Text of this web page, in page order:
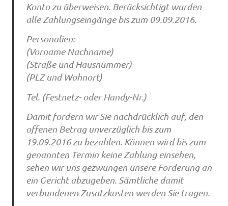
Konto zu überweisen. Berücksichtigt wurden
alle Zahlungseingänge bis zum 09.09.2016.
Personalien:
(Vorname Nachname)
(Straße und Hausnummer)
(PLZ und Wohnort)
Tel. (Festnetz- oder Handy-Nr.)
Damit fordern wir Sie nachdrücklich auf, den
offenen Betrag unverzüglich bis zum
19.09.2016 zu bezahlen. Können wird bis zum
genannten Termin keine Zahlung einsehen,
sehen wir uns gezwungen unsere Forderung an
ein Gericht abzugeben. Sämtliche damit
verbundenen Zusatzkosten werden Sie tragen.